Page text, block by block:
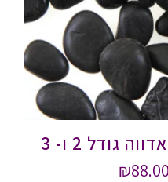
גודל 2 ו- 3
₪88.00